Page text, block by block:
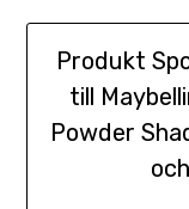
Produkt
till
Powder